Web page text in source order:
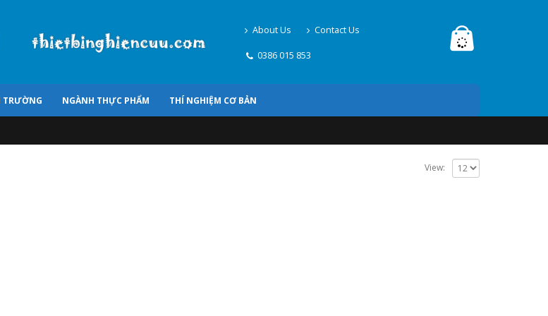
About Us Contact Us
0386 015 853
TRƯỜNG NGÀNH THỰC PHẨM THÍ NGHIỆM CƠ BẢN
View: